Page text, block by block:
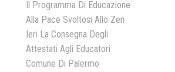
Il Programma Di Educazione
Alla Pace Svoltosi Allo Zen
Ieri La Consegna Degli
Attestati Agli Educatori
Comune Di Palermo